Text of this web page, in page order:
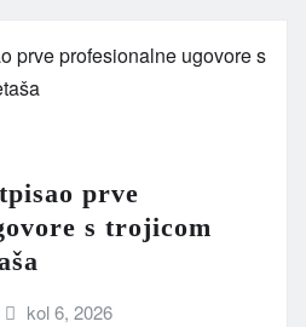
prve
s trojicom
kol 6, 2026